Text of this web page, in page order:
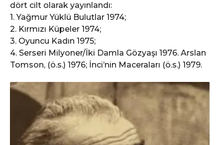
dört cilt olarak yayınlandı:
1. Yağmur Yüklü Bulutlar 1974;
2. Kırmızı Küpeler 1974;
3. Oyuncu Kadın 1975;
4. Serseri Milyoner/İki Damla Gözyaşı 1976. Arslan
Tomson, (ö.s.) 1976; İnci’nin Maceraları (ö.s.) 1979.